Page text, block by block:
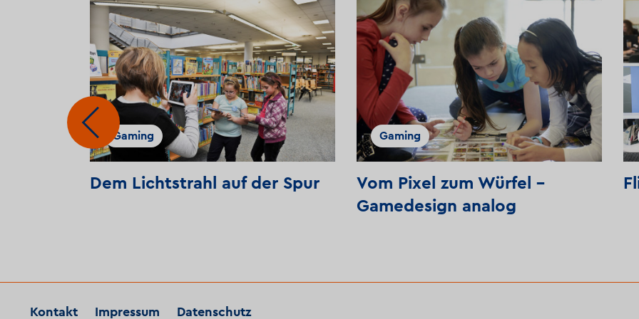
Gaming
Dem Lichtstrahl auf der Spur
Gaming
Vom Pixel zum Würfel –
Gamedesign analog
Kontakt Impressum Datenschutz